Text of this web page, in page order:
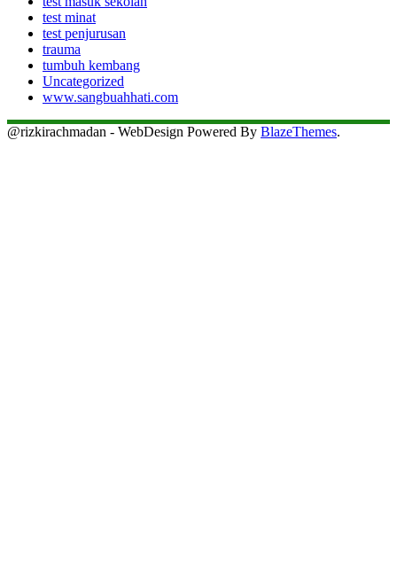
test minat
test penjurusan
trauma
tumbuh kembang
Uncategorized
www.sangbuahhati.com
@rizkirachmadan - WebDesign Powered By BlazeThemes.